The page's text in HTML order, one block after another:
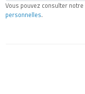
Vous pouvez consulter notre
personnelles.